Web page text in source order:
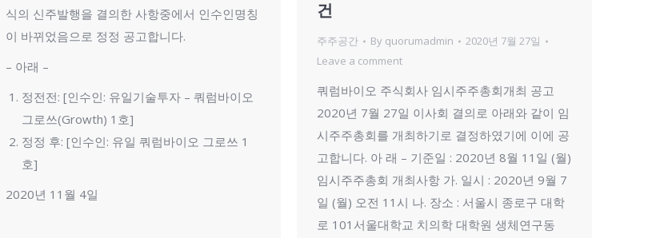
식의 신주발행을 결의한 사항중에서 인수인명칭
이 바뀌었음으로 정정 공고합니다.
– 아래 –
정전전: [인수인: 유일기술투자 – 쿼럼바이오
그로쓰(Growth) 1호]
정정 후: [인수인: 유일 쿼럼바이오 그로쓰 1
호]
2020년 11월 4일
건
주주공간 By quorumadmin
2020년 7월 27일
Leave a comment
쿼럼바이오 주식회사 임시주주총회개최 공고
2020년 7월 27일 이사회 결의로 아래와 같이 임
시주주총회를 개최하기로 결정하였기에 이에 공
고합니다. 아 래 – 기준일 : 2020년 8월 11일 (월)
임시주주총회 개최사항 가. 일시 : 2020년 9월 7
일 (월) 오전 11시 나. 장소 : 서울시 종로구 대학
로 101서울대학교 치의학 대학원 생체연구동